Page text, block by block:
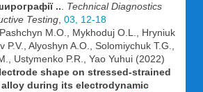
..
Technical Diagnostics
Testing 03, 12-18
M.O., Mykhoduj O.L., Hryniuk
P.V., Alyoshyn A.O., Solomiychuk T.G.,
Ustymenko P.R., Yao Yuhui (2022)
shape on stressed-strained
alloy during its electrodynamic